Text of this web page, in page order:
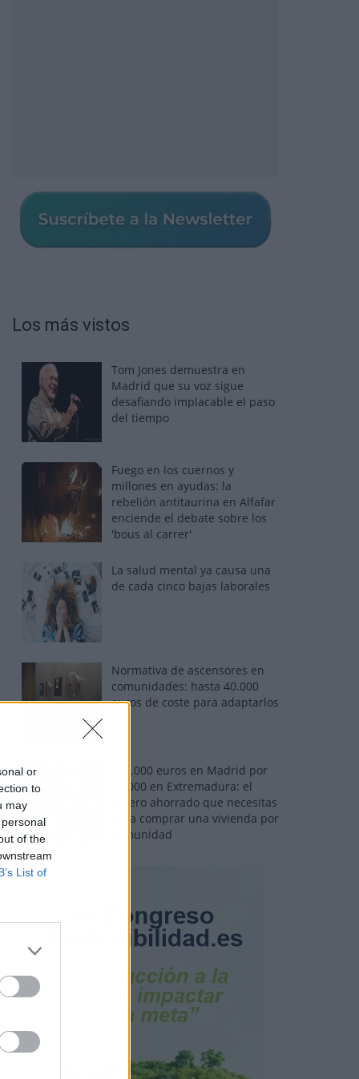
or
to
may
of the
List of
Los más vistos
Tom Jones demuestra en
Madrid que su voz sigue
desafiando implacable el paso
del tiempo
Fuego en los cuernos y
millones en ayudas: la
rebelión antitaurina en Alfafar
enciende el debate sobre los
'bous al carrer'
La salud mental ya causa una
de cada cinco bajas laborales
Normativa de ascensores en
comunidades: hasta 40.000
euros de coste para adaptarlos
110.000 euros en Madrid por
31.000 en Extremadura: el
dinero ahorrado que necesitas
para comprar una vivienda por
comunidad